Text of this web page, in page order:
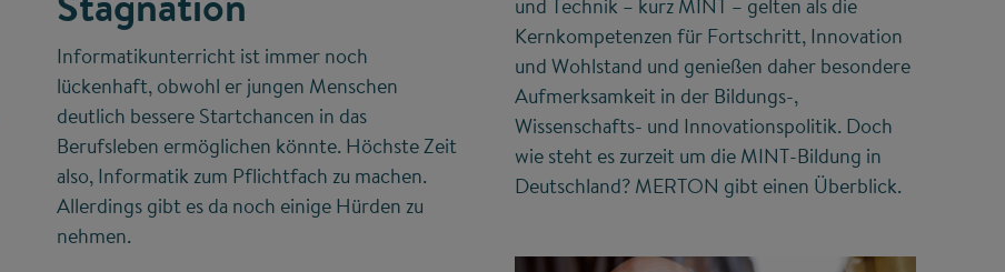
Informatikunterricht ist immer noch
lückenhaft, obwohl er jungen Menschen
deutlich bessere Startchancen in das
Berufsleben ermöglichen könnte. Höchste Zeit
also, Informatik zum Pflichtfach zu machen.
Allerdings gibt es da noch einige Hürden zu
nehmen.
und Technik – kurz MINT – gelten als die
Kernkompetenzen für Fortschritt, Innovation
und Wohlstand und genießen daher besondere
Aufmerksamkeit in der Bildungs-,
Wissenschafts- und Innovationspolitik. Doch
wie steht es zurzeit um die MINT-Bildung in
Deutschland? MERTON gibt einen Überblick.